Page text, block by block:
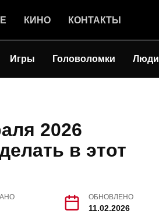
КИНО КОНТАКТЫ
Игры Головоломки Люди
2026
в этот
ОБНОВЛЕНО
11.02.2026